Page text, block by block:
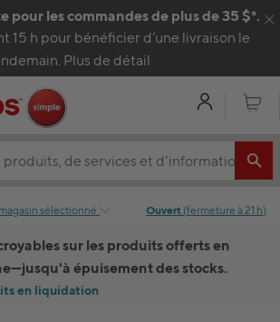
pour les commandes de plus de 35 $*.
15 h pour bénéficier d’une livraison le
Plus de détail
MonPanier
sélectionné. Ouvert (fermeture à 21 h)
sur les produits offerts en
—jusqu'à épuisement des stocks.
en liquidation